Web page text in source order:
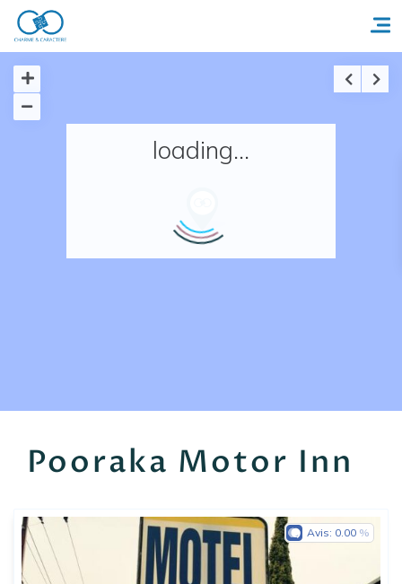
Accueil
loading...
Pooraka Motor Inn
Avis: 0.00